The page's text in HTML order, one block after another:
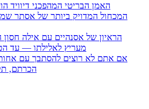
האמן הבריטי המהפכני דיוויד
המכחול המדויק ביותר של אסתר
הראיון של אסנהיים עם אילה
מעריץ לאלילתו — עד
אם אתם לא רוצים להסתבך עם
הכרתם,